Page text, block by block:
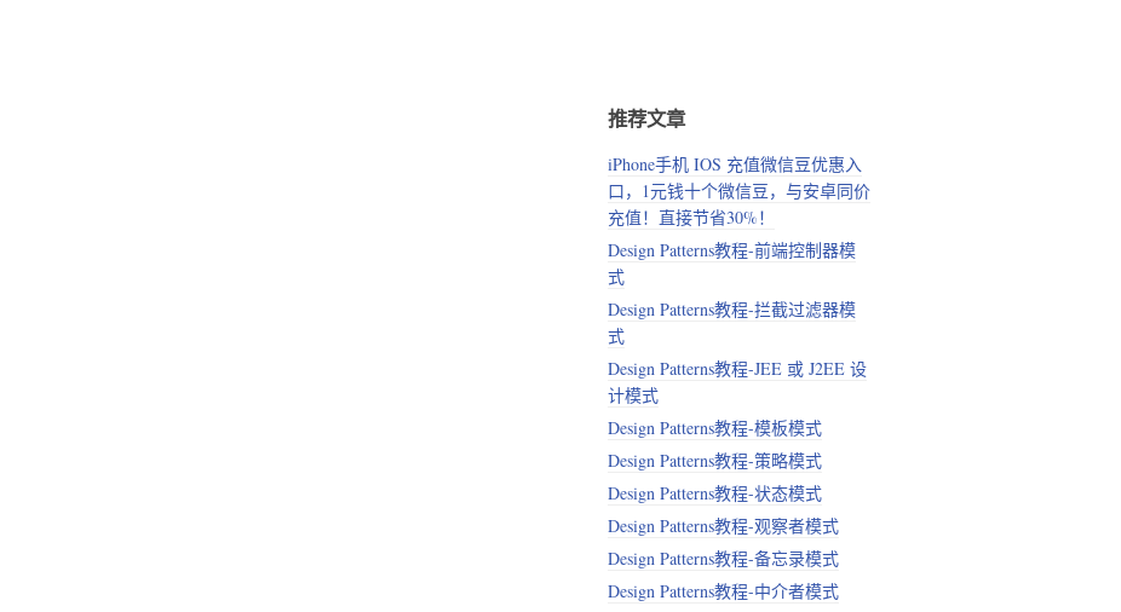
推荐文章
iPhone手机 IOS 充值微信豆优惠入
口，1元钱十个微信豆，与安卓同价
充值！直接节省30%！
Design Patterns教程-前端控制器模
式
Design Patterns教程-拦截过滤器模
式
Design Patterns教程-JEE 或 J2EE 设
计模式
Design Patterns教程-模板模式
Design Patterns教程-策略模式
Design Patterns教程-状态模式
Design Patterns教程-观察者模式
Design Patterns教程-备忘录模式
Design Patterns教程-中介者模式